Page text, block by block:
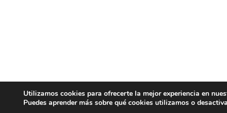
Utilizamos cookies para ofrecerte la mejor experiencia en
Puedes aprender más sobre qué cookies utilizamos o